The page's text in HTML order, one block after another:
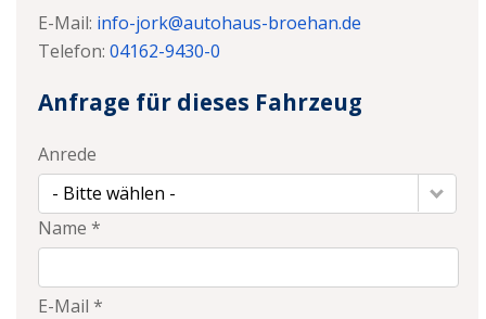
E-Mail: info-jork@autohaus-broehan.de
Telefon: 04162-9430-0
Anfrage für dieses Fahrzeug
Anrede
- Bitte wählen -
Name *
E-Mail *